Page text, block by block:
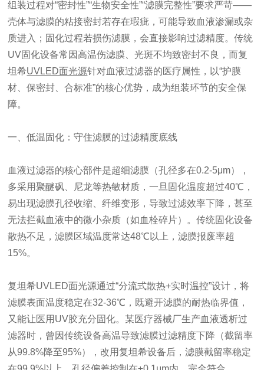
组装过程对“密封性”“生物安全性”“滤膜完整性”要求严苛——
壳体与滤膜的粘接密封若存在瑕疵，可能导致血液渗漏或杂
质进入；固化过程若损伤滤膜，会直接影响过滤精度。传统
UV固化设备常因高温伤滤膜、光斑不均致密封不良，而复
坦希UVLED面光源针对血液过滤器的医疗属性，以“护膜
材、保密封、合标准”的核心优势，成为组装环节的安全保
障。
一、低温固化：守住滤膜的过滤精度底线
血液过滤器的核心部件是超细滤膜（孔径多在0.2-5μm），
多采用聚醚砜、尼龙等热敏材质，一旦固化温度超过40℃，
易出现滤膜孔径收缩、纤维变形，导致过滤效率下降，甚至
无法拦截血液中的微小杂质（如血栓碎片）。传统固化设备
散热不足，滤膜区域温度常达48℃以上，滤膜报废率超
15%。
复坦希UVLED面光源通过“分流式散热+实时温控”设计，将
滤膜表面温度稳定在32-36℃，既避开滤膜的耐热临界值，
又能让医用UV胶充分固化。某医疗器械厂生产血液透析过
滤器时，曾因传统设备高温导致滤膜过滤精度下降（截留率
从99.8%降至95%），改用复坦希设备后，滤膜截留率稳定